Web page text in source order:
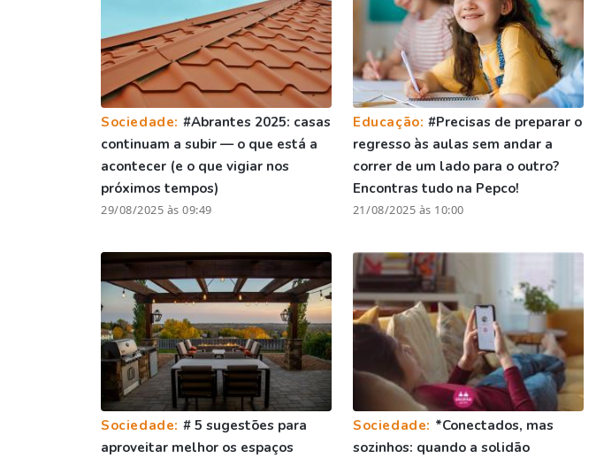
Sociedade: #Abrantes 2025: casas
continuam a subir — o que está a
acontecer (e o que vigiar nos
próximos tempos)
29/08/2025 às 09:49
Educação:#Precisas de preparar o
regresso às aulas sem andar a
correr de um lado para o outro?
Encontras tudo na Pepco!
21/08/2025 às 10:00
Sociedade: # 5 sugestões para
aproveitar melhor os espaços
Sociedade: *Conectados, mas
sozinhos: quando a solidão